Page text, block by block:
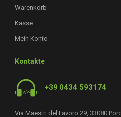
Warenkorb
Kasse
Mein Konto
Kontakte
+39 0434 593174
Via Maestri del Lavoro 29, 33080